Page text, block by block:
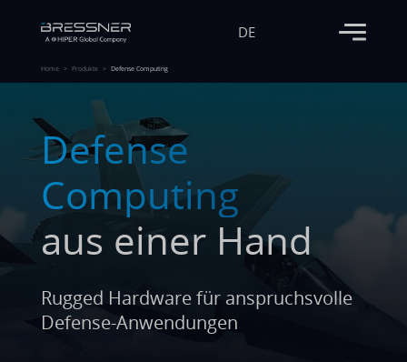
DE
Home Produkte Defense Computing
Defense
Computing
aus einer Hand
Rugged Hardware für anspruchsvolle
Defense-Anwendungen